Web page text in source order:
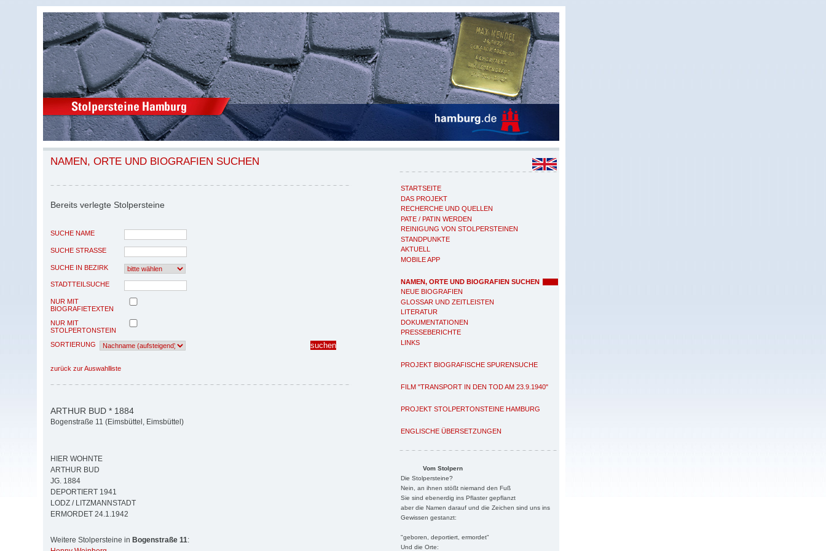
STARTSEITE
DAS PROJEKT
RECHERCHE UND QUELLEN
PATE / PATIN WERDEN
REINIGUNG VON STOLPERSTEINEN
STANDPUNKTE
AKTUELL
MOBILE APP
NAMEN, ORTE UND BIOGRAFIEN SUCHEN
NEUE BIOGRAFIEN
GLOSSAR UND ZEITLEISTEN
LITERATUR
DOKUMENTATIONEN
PRESSEBERICHTE
LINKS
PROJEKT BIOGRAFISCHE SPURENSUCHE
FILM "TRANSPORT IN DEN TOD AM 23.9.1940"
PROJEKT STOLPERTONSTEINE HAMBURG
ENGLISCHE ÜBERSETZUNGEN
Vom Stolpern
Die Stolpersteine?
Nein, an ihnen stößt niemand den Fuß
Sie sind ebenerdig ins Pflaster gepflanzt
aber die Namen darauf und die Zeichen sind uns ins
Gewissen gestanzt:
"geboren, deportiert, ermordet"
Und die Orte:
NAMEN, ORTE UND BIOGRAFIEN SUCHEN
Bereits verlegte Stolpersteine
SUCHE NAME
SUCHE STRASSE
SUCHE IN BEZIRK
STADTTEILSUCHE
NUR MIT
BIOGRAFIETEXTEN
NUR MIT
STOLPERTONSTEIN
SORTIERUNG
zurück zur Auswahlliste
ARTHUR BUD * 1884
Bogenstraße 11 (Eimsbüttel, Eimsbüttel)
HIER WOHNTE
ARTHUR BUD
JG. 1884
DEPORTIERT 1941
LODZ / LITZMANNSTADT
ERMORDET 24.1.1942
Weitere Stolpersteine in Bogenstraße 11: